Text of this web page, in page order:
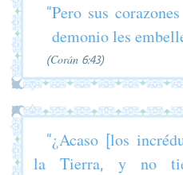
“Pero sus
demonio les
(Corán 6:43)
“¿Acaso [los
la Tierra, y no